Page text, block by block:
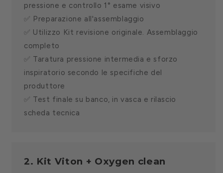
pressione e controllo 1° esame visivo
✅ Preparazione all'assemblaggio
✅ Utilizzo Kit revisione originale. Assemblaggio
completo
✅ Taratura pressione intermedia e sforzo
inspiratorio secondo le specifiche del
produttore
✅ Test finale su banco, in vasca e rilascio
scheda tecnica
2. Kit Viton + Oxygen clean